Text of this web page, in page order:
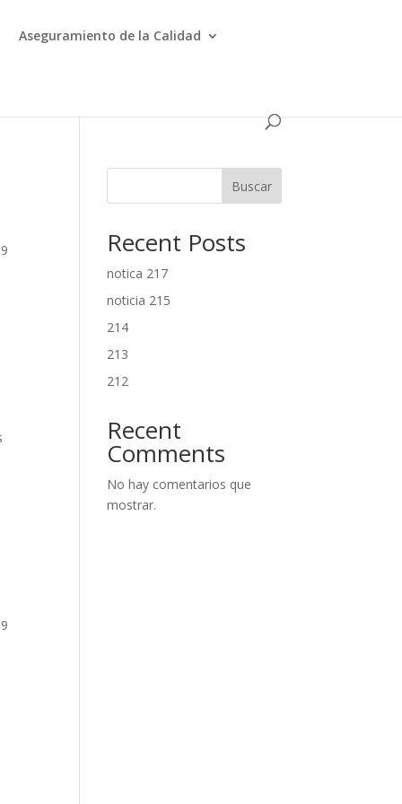
Aseguramiento de la Calidad
Buscar
Recent Posts
notica 217
noticia 215
214
213
212
Recent
Comments
No hay comentarios que
mostrar.